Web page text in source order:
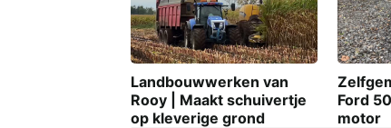
Landbouwwerken van
Rooy | Maakt schuivertje
op kleverige grond
Ford
motor